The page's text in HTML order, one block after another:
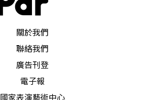
關於我們
聯絡我們
廣告刊登
電子報
國家表演藝術中心